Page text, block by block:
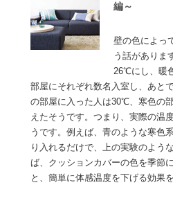
編～
壁の色によっ
う話がありま
26℃にし、暖
部屋にそれぞれ数名入室し、あと
の部屋に入った人は30℃、寒色の
えたそうです。つまり、実際の温
うです。例えば、青のような寒色
り入れるだけで、上の実験のよう
ば、クッションカバーの色を季節
と、簡単に体感温度を下げる効果